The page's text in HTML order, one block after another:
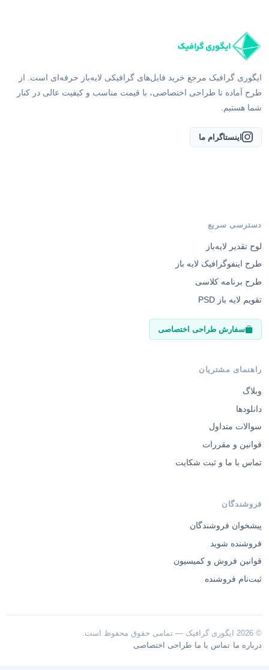
ایگوری گرافیک مرجع خرید فایل‌های گرافیکی لایه‌باز حرفه‌ای است. از
طرح آماده تا طراحی اختصاصی، با قیمت مناسب و کیفیت عالی در کنار
شما هستیم.
اینستاگرام ما
دسترسی سریع
لوح تقدیر لایه‌باز
طرح اینفوگرافیک لایه باز
طرح برنامه کلاسی
تقویم لایه باز PSD
سفارش طراحی اختصاصی
راهنمای مشتریان
وبلاگ
دانلودها
سوالات متداول
قوانین و مقررات
تماس با ما و ثبت شکایت
فروشندگان
پیشخوان فروشندگان
فروشنده شوید
قوانین فروش و کمیسیون
ثبت‌نام فروشنده
© 2026 ایگوری گرافیک — تمامی حقوق محفوظ است.
درباره ما ·تماس با ما ·طراحی اختصاصی